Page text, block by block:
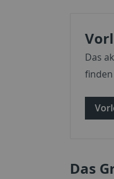
Das
finden
Das